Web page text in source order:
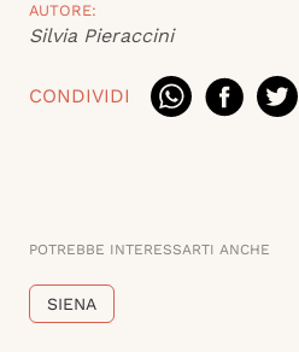
AUTORE:
Silvia Pieraccini
CONDIVIDI
POTREBBE INTERESSARTI ANCHE
SIENA